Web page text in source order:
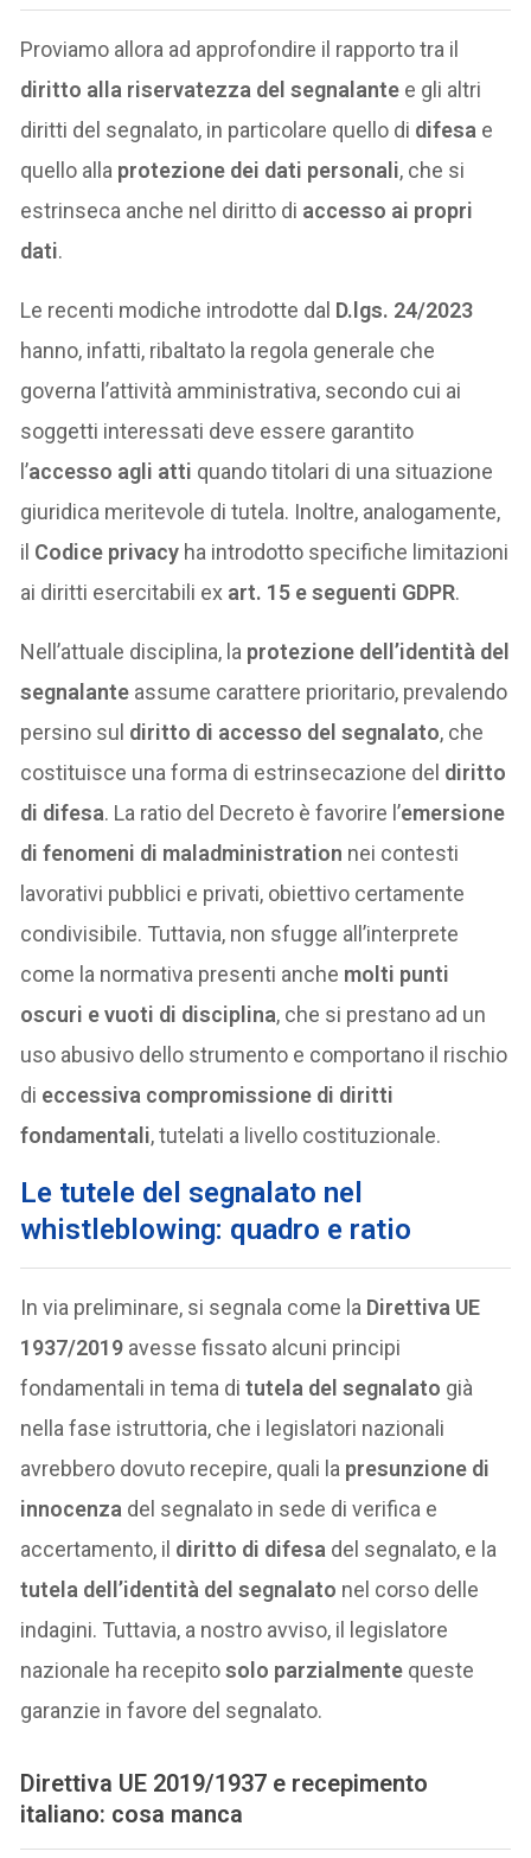
Proviamo allora ad approfondire il rapporto tra il
diritto alla riservatezza del segnalante e gli altri
diritti del segnalato, in particolare quello di difesa e
quello alla protezione dei dati personali, che si
estrinseca anche nel diritto di accesso ai propri
dati.
Le recenti modiche introdotte dal D.lgs. 24/2023
hanno, infatti, ribaltato la regola generale che
governa l’attività amministrativa, secondo cui ai
soggetti interessati deve essere garantito
l’accesso agli atti quando titolari di una situazione
giuridica meritevole di tutela. Inoltre, analogamente,
il Codice privacy ha introdotto specifiche limitazioni
ai diritti esercitabili ex art. 15 e seguenti GDPR.
Nell’attuale disciplina, la protezione dell’identità del
segnalante assume carattere prioritario, prevalendo
persino sul diritto di accesso del segnalato, che
costituisce una forma di estrinsecazione del diritto
di difesa. La ratio del Decreto è favorire l’emersione
di fenomeni di maladministration nei contesti
lavorativi pubblici e privati, obiettivo certamente
condivisibile. Tuttavia, non sfugge all’interprete
come la normativa presenti anche molti punti
oscuri e vuoti di disciplina, che si prestano ad un
uso abusivo dello strumento e comportano il rischio
di eccessiva compromissione di diritti
fondamentali, tutelati a livello costituzionale.
Le tutele del segnalato nel
whistleblowing: quadro e ratio
In via preliminare, si segnala come la Direttiva UE
1937/2019 avesse fissato alcuni principi
fondamentali in tema ditutela del segnalato già
nella fase istruttoria, che i legislatori nazionali
avrebbero dovuto recepire, quali la presunzione di
innocenza del segnalato in sede di verifica e
accertamento, il diritto di difesa del segnalato, e la
tutela dell’identità del segnalato nel corso delle
indagini. Tuttavia, a nostro avviso, il legislatore
nazionale ha recepitosolo parzialmente queste
garanzie in favore del segnalato.
Direttiva UE 2019/1937 e recepimento
italiano: cosa manca